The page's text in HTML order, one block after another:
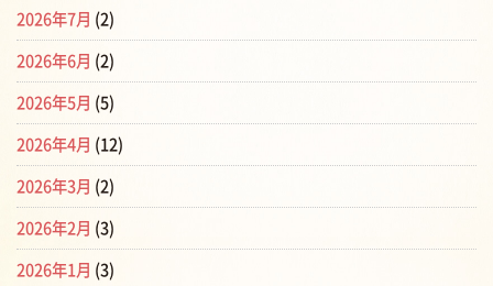
2026年7月 (2)
2026年6月 (2)
2026年5月 (5)
2026年4月 (12)
2026年3月 (2)
2026年2月 (3)
2026年1月 (3)